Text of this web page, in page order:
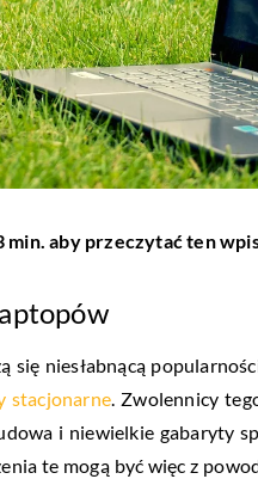
min. aby przeczytać ten
niesłabnącą
stacjonarne. Zwolennicy
i niewielkie gabaryty
te mogą być więc z